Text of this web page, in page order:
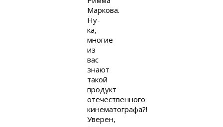
Маркова.
Ну-
ка,
многие
из
вас
знают
такой
продукт
отечественного
кинематографа?!
Уверен,